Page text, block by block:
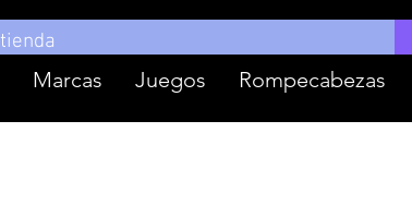
Marcas Juegos Rompecabezas